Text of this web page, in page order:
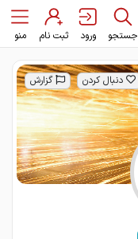
جستجو ورود ثبت نام منو
دنبال کردن گزارش